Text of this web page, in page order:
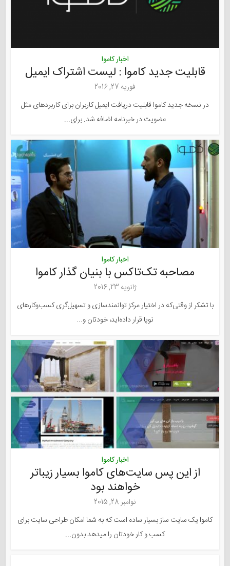
اخبار کاموا
قابلیت جدید کاموا : لیست اشتراک ایمیل
فوریه 27, 2016
در نسخه جدید کاموا قابلیت دریافت ایمیل کاربران برای کاربردهای مثل
عضویت در خبرنامه اضافه شد. برای...
اخبار کاموا
مصاحبه تک‌تاکس با بنیان گذار کاموا
ژانویه 23, 2016
با تشکر از وقتی‌که در اختیار مرکز توانمندسازی و تسهیل‌گری کسب‌وکارهای
نوپا قرار داده‌اید، خودتان و...
اخبار کاموا
از این پس سایت‌های کاموا بسیار زیباتر
خواهند بود
نوامبر 28, 2015
کاموا یک سایت ساز بسیار ساده است که به شما امکان طراحی سایت برای
کسب و کار خودتان را میدهد بدون...